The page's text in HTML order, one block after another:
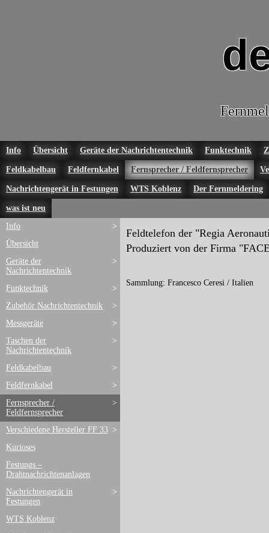
Info Übersicht Geräte der Nachrichtentechnik Funktechnik
Feldkabelbau Feldfernkabel Fernsprecher / Feldfernsprecher
Nachrichtengerät in Festungen WTS Koblenz Der Fernmeldering
was ist neu
>
Info
Übersicht
>
Geräte der
Nachrichtentechnik
>
Funktechnik
>
Zubehör Nachrichtentechnik
>
Messgeräte
>
Taschen der
Nachrichtentechnik
>
Feldkabelbau
>
Feldfernkabel
>
Fernsprecher /
Feldfernsprecher
>
Verschiedene Hersteller FF 33
Kurioses
Festungs –
Drahtnachrichtenanlagen
>
Nachrichtengerät in
Festungen
WTS Koblenz
Feldtelefon der "Regia
Produziert von der Firma
Sammlung: Francesco Ceresi / Italien